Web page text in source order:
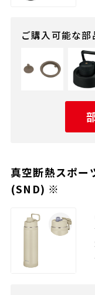
ご購入可能な部
真空断熱スポ
(SND) ※